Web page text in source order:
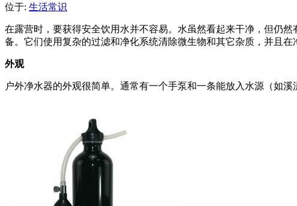
位于: 生活常识
在露营时，要获得安全饮用水并不容易。水虽然看起来干净，但仍
备。它们使用复杂的过滤和净化系统清除微生物和其它杂质，并且
外观
户外净水器的外观很简单。通常有一个手泵和一条能放入水源（如